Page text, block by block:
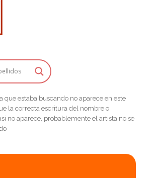
que estaba buscando no aparece en este
la correcta escritura del nombre o
no aparece, probablemente el artista no se